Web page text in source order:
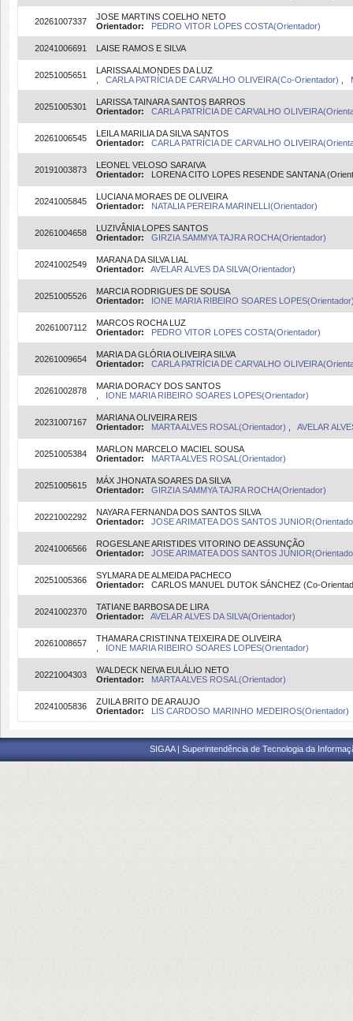
20261007337
JOSE MARTINS COELHO NETO
Orientador:
PEDRO VITOR LOPES COSTA(Orientador)
20241006691 LAISE RAMOS E SILVA
20251005651
LARISSA ALMONDES DA LUZ
CARLA PATRÍCIA DE CARVALHO OLIVEIRA(Co-Orientador)
20251005301
LARISSA TAINARA SANTOS BARROS
Orientador:
CARLA PATRÍCIA DE CARVALHO
20261006545
LEILA MARILIA DA SILVA SANTOS
Orientador:
CARLA PATRÍCIA DE CARVALHO
20191003873
LEONEL VELOSO SARAIVA
Orientador: LORENA CITO LOPES RESENDE SANTANA
20241005845
LUCIANA MORAES DE OLIVEIRA
Orientador:
NATALIA PEREIRA MARINELLI(Orientador)
20261004658
LUZIVÂNIA LOPES SANTOS
Orientador:
GIRZIA SAMMYA TAJRA ROCHA(Orientador)
20241002549
MARANA DA SILVA LIAL
Orientador:
AVELAR ALVES DA SILVA(Orientador)
20251005526
MARCIA RODRIGUES DE SOUSA
Orientador:
IONE MARIA RIBEIRO SOARES
20261007112
MARCOS ROCHA LUZ
Orientador:
PEDRO VITOR LOPES COSTA(Orientador)
20261009654
MARIA DA GLÓRIA OLIVEIRA SILVA
Orientador:
CARLA PATRÍCIA DE CARVALHO
20261002878
MARIA DORACY DOS SANTOS
IONE MARIA RIBEIRO SOARES LOPES(Orientador)
20231007167
MARIANA OLIVEIRA REIS
Orientador:
MARTA ALVES ROSAL(Orientador) AVELAR
20251005384
MARLON MARCELO MACIEL SOUSA
Orientador:
MARTA ALVES ROSAL(Orientador)
20251005615
MÁX JHONATA SOARES DA SILVA
Orientador:
GIRZIA SAMMYA TAJRA ROCHA(Orientador)
20221002292
NAYARA FERNANDA DOS SANTOS SILVA
Orientador:
JOSE ARIMATEA DOS SANTOS
20241006566
ROGESLANE ARISTIDES VITORINO DE ASSUNÇÃO
Orientador:
JOSE ARIMATEA DOS SANTOS
20251005366
SYLMARA DE ALMEIDA PACHECO
Orientador: CARLOS MANUEL DUTOK SÁNCHEZ (Co-
20241002370
TATIANE BARBOSA DE LIRA
Orientador:
AVELAR ALVES DA SILVA(Orientador)
20261008657
THAMARA CRISTINNA TEIXEIRA DE OLIVEIRA
IONE MARIA RIBEIRO SOARES LOPES(Orientador)
20221004303
WALDECK NEIVA EULÁLIO NETO
Orientador:
MARTA ALVES ROSAL(Orientador)
20241005836
ZUILA BRITO DE ARAUJO
Orientador:
LIS CARDOSO MARINHO MEDEIROS(Orientador)
SIGAA | Superintendência de Tecnologia da